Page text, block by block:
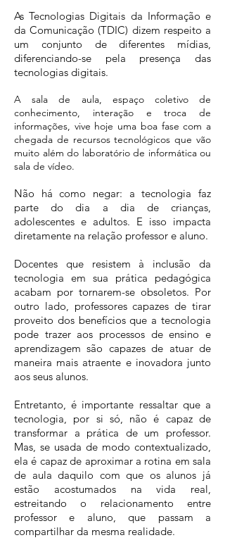
As Tecnologias Digitais da Informação e
da Comunicação (TDIC) dizem respeito a
um conjunto de diferentes mídias,
diferenciando-se pela presença das
tecnologias digitais.
A sala de aula, espaço coletivo de
conhecimento, interação e troca de
informações, vive hoje uma boa fase com a
chegada de recursos tecnológicos que vão
muito além do laboratório de informática ou
sala de vídeo.
Não há como negar: a tecnologia faz
parte do dia a dia de crianças,
adolescentes e adultos. E isso impacta
diretamente na relação professor e aluno.
Docentes que resistem à inclusão da
tecnologia em sua prática pedagógica
acabam por tornarem-se obsoletos. Por
outro lado, professores capazes de tirar
proveito dos benefícios que a tecnologia
pode trazer aos processos de ensino e
aprendizagem são capazes de atuar de
maneira mais atraente e inovadora junto
aos seus alunos.
Entretanto, é importante ressaltar que a
tecnologia, por si só, não é capaz de
transformar a prática de um professor.
Mas, se usada de modo contextualizado,
ela é capaz de aproximar a rotina em sala
de aula daquilo com que os alunos já
estão acostumados na vida real,
estreitando o relacionamento entre
professor e aluno, que passam a
compartilhar da mesma realidade.